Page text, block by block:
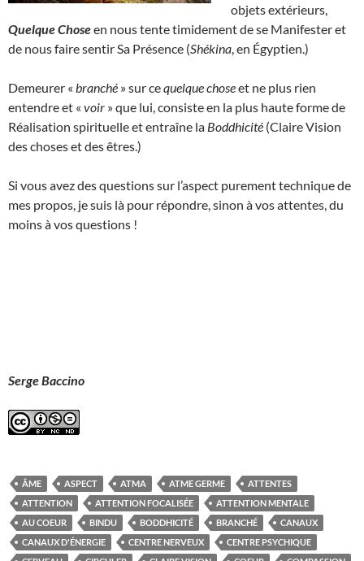
objets extérieurs,
Quelque Choseen nous tente timidement de se Manifester et
de nous faire sentir Sa Présence (Shékina , en Égyptien.)
Demeurer « branché » sur cequelque choseet ne plus rien
entendre et « voir » que lui, consiste en la plus haute forme de
Réalisation spirituelle et entraîne la Boddhicité (Claire Vision
des choses et des êtres.)
Si vous avez des questions sur l’aspect purement technique de
mes propos, je suis là pour répondre, sinon à vos attentes, du
moins à vos questions !
Serge Baccino
ÂME ASPECT ATMA ATME GERME
ATTENTES
ATTENTION
ATTENTION FOCALISÉE
ATTENTION MENTALE
AU COEUR
BINDU BODDHICITÉ BRANCHÉ
CANAUX
CANAUX D'ÉNERGIE
CENTRE NERVEUX
CENTRE PSYCHIQUE